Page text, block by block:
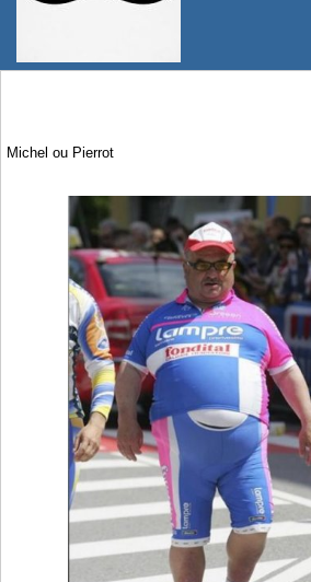
Michel ou Pierrot